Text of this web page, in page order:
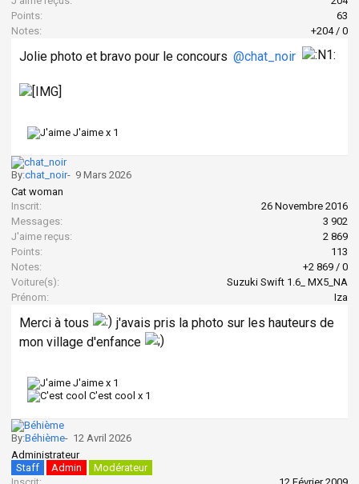
Points:
63
Notes:
+204/ 0
Jolie photo et bravo pour le concours @chat_noir
J'aime x 1
By:chat_noir- 9 Mars 2026
Cat woman
Inscrit:
26 Novembre 2016
Messages:
3 902
J'aime reçus:
2 869
Points:
113
Notes:
+2 869/ 0
Voiture(s):
Suzuki Swift 1.6_ MX5_NA
Prénom:
Iza
Merci à tous
j'avais pris la photo sur les hauteurs de
mon village d'enfance
J'aime x 1
C'est cool x 1
By:Béhième- 12 Avril 2026
Administrateur
Staff
Admin
Modérateur